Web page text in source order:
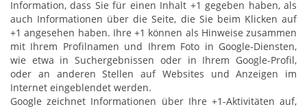
Information, dass Sie für einen Inhalt +1 gegeben haben, als
auch Informationen über die Seite, die Sie beim Klicken auf
+1 angesehen haben. Ihre +1 können als Hinweise zusammen
mit Ihrem Profilnamen und Ihrem Foto in Google-Diensten,
wie etwa in Suchergebnissen oder in Ihrem Google-Profil,
oder an anderen Stellen auf Websites und Anzeigen im
Internet eingeblendet werden.
Google zeichnet Informationen über Ihre +1-Aktivitäten auf,